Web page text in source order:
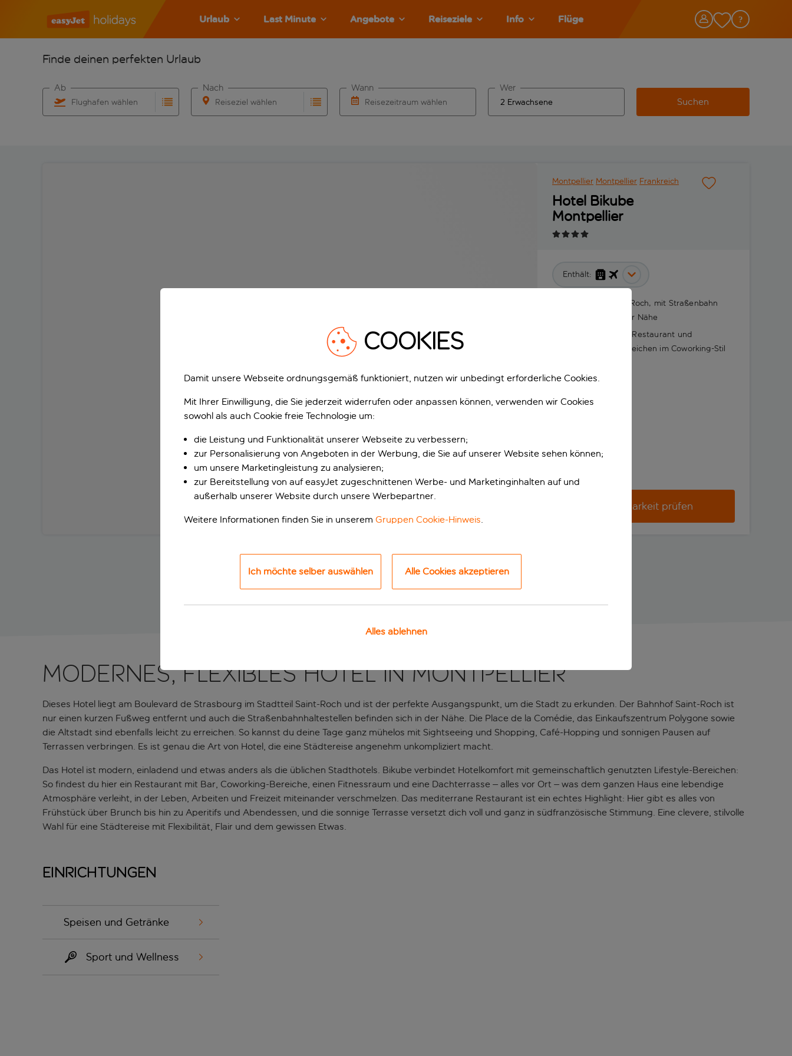
Urlaub Last Minute Angebote Reiseziele Info Flüge
Finde deinen perfekten Urlaub
Flughafen wählen
Ab
Reiseziel wählen
Nach
Reisezeitraum wählen
Wann Wer
Suchen
Montpellier Montpellier Frankreich
Hotel Bikube
Montpellier
Enthält:
Im Stadtteil Saint-Roch, mit Straßenbahn
und Bahnhof in der Nähe
Mit Dachterrasse, Restaurant und
Gemeinschaftsbereichen im Coworking-Stil
Verfügbarkeit prüfen
Modernes, flexibles Hotel in Montpellier
Dieses Hotel liegt am Boulevard de Strasbourg im Stadtteil Saint-Roch und ist der perfekte Ausgangspunkt, um die Stadt zu erkunden. Der Bahnhof Saint-Roch ist
nur einen kurzen Fußweg entfernt und auch die Straßenbahnhaltestellen befinden sich in der Nähe. Die Place de la Comédie, das Einkaufszentrum Polygone sowie
die Altstadt sind ebenfalls leicht zu erreichen. So kannst du deine Tage ganz mühelos mit Sightseeing und Shopping, Café-Hopping und sonnigen Pausen auf
Terrassen verbringen. Es ist genau die Art von Hotel, die eine Städtereise angenehm unkompliziert macht.
Das Hotel ist modern, einladend und etwas anders als die üblichen Stadthotels. Bikube verbindet Hotelkomfort mit gemeinschaftlich genutzten Lifestyle-Bereichen:
So findest du hier ein Restaurant mit Bar, Coworking-Bereiche, einen Fitnessraum und eine Dachterrasse – alles vor Ort – was dem ganzen Haus eine lebendige
Atmosphäre verleiht, in der Leben, Arbeiten und Freizeit miteinander verschmelzen. Das mediterrane Restaurant ist ein echtes Highlight: Hier gibt es alles von
Frühstück über Brunch bis hin zu Aperitifs und Abendessen, und die sonnige Terrasse versetzt dich voll und ganz in südfranzösische Stimmung. Eine clevere, stilvolle
Wahl für eine Städtereise mit Flexibilität, Flair und dem gewissen Etwas.
Einrichtungen
Speisen und Getränke
Sport und Wellness
COOKIES
Damit unsere Webseite ordnungsgemäß funktioniert, nutzen wir unbedingt erforderliche Cookies.
Mit Ihrer Einwilligung, die Sie jederzeit widerrufen oder anpassen können, verwenden wir Cookies
sowohl als auch Cookie freie Technologie um:
die Leistung und Funktionalität unserer Webseite zu verbessern;
zur Personalisierung von Angeboten in der Werbung, die Sie auf unserer Website sehen können;
um unsere Marketingleistung zu analysieren;
zur Bereitstellung von auf easyJet zugeschnittenen Werbe- und Marketinginhalten auf und
außerhalb unserer Website durch unsere Werbepartner.
Weitere Informationen finden Sie in unserem Gruppen Cookie-Hinweis
Ich möchte selber auswählen Alle Cookies akzeptieren
Alles ablehnen